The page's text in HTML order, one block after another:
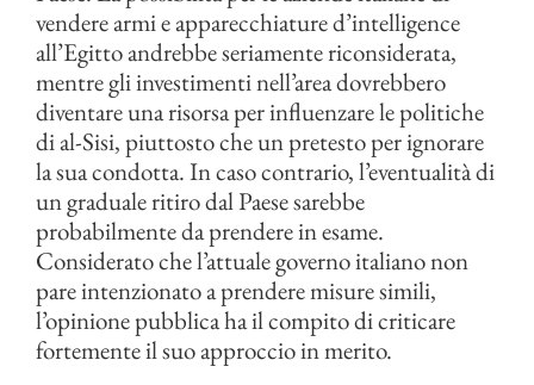
vendere armi e apparecchiature d’intelligence
all’Egitto andrebbe seriamente riconsiderata,
mentre gli investimenti nell’area dovrebbero
diventare una risorsa per influenzare le politiche
di al-Sisi, piuttosto che un pretesto per ignorare
la sua condotta. In caso contrario, l’eventualità di
un graduale ritiro dal Paese sarebbe
probabilmente da prendere in esame.
Considerato che l’attuale governo italiano non
pare intenzionato a prendere misure simili,
l’opinione pubblica ha il compito di criticare
fortemente il suo approccio in merito.